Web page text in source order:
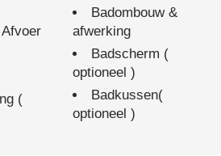
(
Badombouw &
afwerking
Badscherm (
optioneel )
Badkussen(
optioneel )